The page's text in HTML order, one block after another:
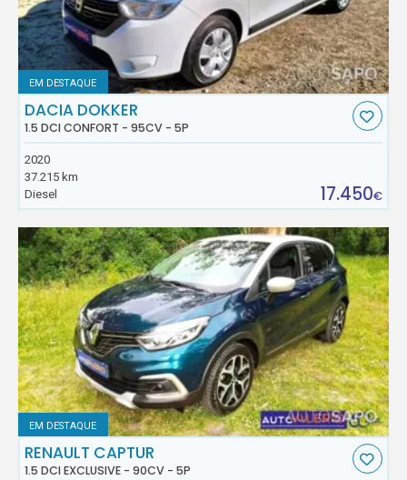
EM DESTAQUE
DACIA DOKKER
1.5 DCI CONFORT - 95CV - 5P
2020
37.215 km
Diesel
17.450€
EM DESTAQUE
RENAULT CAPTUR
1.5 DCI EXCLUSIVE - 90CV - 5P